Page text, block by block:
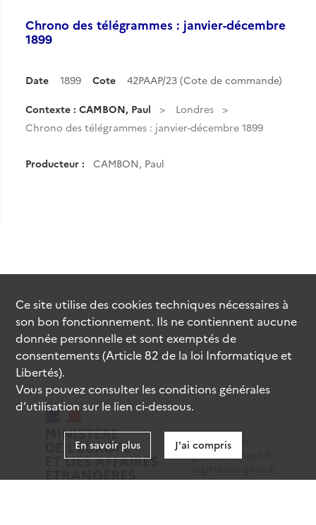
Chrono des télégrammes : janvier-décembre
1899
Date 1899 Cote 42PAAP/23 (Cote de commande)
Contexte : CAMBON, Paul
Londres
Chrono des télégrammes : janvier-décembre 1899
Producteur : CAMBON, Paul
data.gouv.fr
gouvernement.fr
service-public.fr
Ce site utilise descookiestechniques nécessaires à
son bon fonctionnement. Ils ne contiennent aucune
donnée personnelle et sont exemptés de
consentements (Article 82 de la loi Informatique et
Libertés).
Vous pouvez consulter les conditions générales
d’utilisation sur le lien ci-dessous.
En savoir plus J'ai compris